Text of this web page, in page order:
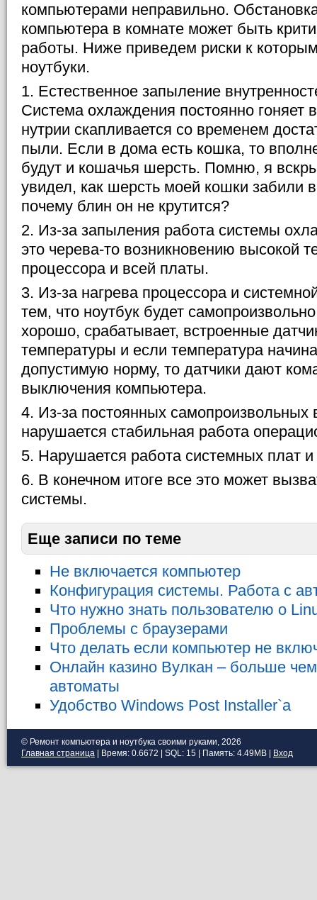
компьютерами неправильно.
компьютера в комнате может быть
работы. Ниже приведем риски к
ноутбуки.
1. Естественное запыление
Система охлаждения постоянно гоняет
нутрии скапливается со временем
пыли. Если в дома есть кошка, то
будут и кошачья шерсть. Помню, я
увидел, как шерсть моей кошки забили
почему блин он не крутится?
2. Из-за запыления работа системы
это черева-то возникновению высокой
процессора и всей платы.
3. Из-за нагрева процессора и
тем, что ноутбук будет
хорошо, срабатывает, встроенные
температуры и если температура
допустимую норму, то датчики дают
выключения компьютера.
4. Из-за постоянных самопроизвольных
нарушается стабильная работа
5. Нарушается работа системных плат
6. В конечном итоге все это может
системы.
Еще записи по теме
Не включается компьютер
Конфигурация системы. Работа с
Что нужно знать пользователю о
Проблемы с браузерами
Что делать если компьютер не
Онлайн казино Вулкан – больше
автоматы
Удобство Windows Post Installer`a
© Ремонт компьютера и ноутбука своими руками, 2026
Главная страница | Время: 0.6672 | SQL: 15 | Память: 4.49MB Вход